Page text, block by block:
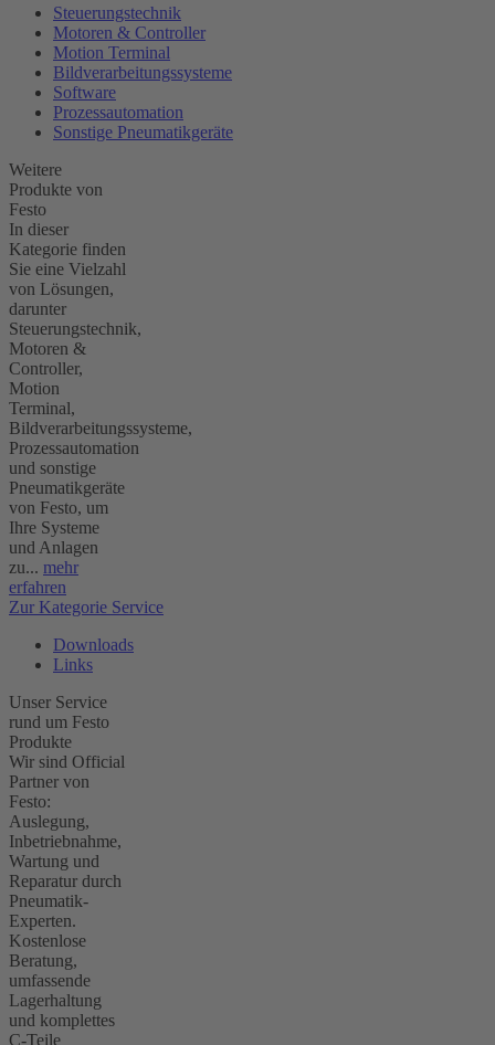
Steuerungstechnik
Motoren & Controller
Motion Terminal
Bildverarbeitungssysteme
Software
Prozessautomation
Sonstige Pneumatikgeräte
Weitere
Produkte von
Festo
In dieser
Kategorie finden
Sie eine Vielzahl
von Lösungen,
darunter
Steuerungstechnik,
Motoren &
Controller,
Motion
Terminal,
Bildverarbeitungssysteme,
Prozessautomation
und sonstige
Pneumatikgeräte
von Festo, um
Ihre Systeme
und Anlagen
zu... mehr
erfahren
Zur Kategorie Service
Downloads
Links
Unser Service
rund um Festo
Produkte
Wir sind Official
Partner von
Festo:
Auslegung,
Inbetriebnahme,
Wartung und
Reparatur durch
Pneumatik-
Experten.
Kostenlose
Beratung,
umfassende
Lagerhaltung
und komplettes
C-Teile